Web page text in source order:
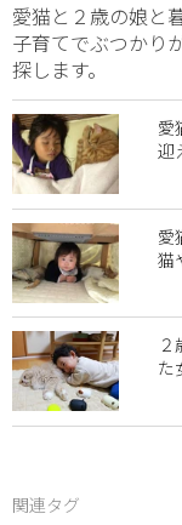
愛猫と２歳の娘と
子育てでぶつかり
探します。
愛
迎
愛
猫
た
関連タグ